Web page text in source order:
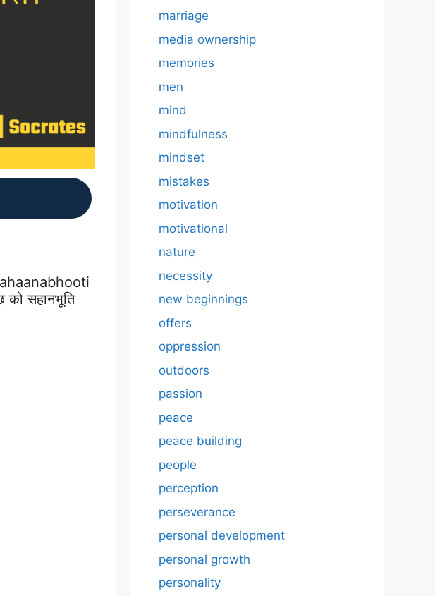
सहानभूति
marriage
media ownership
memories
men
mind
mindfulness
mindset
mistakes
motivation
motivational
nature
necessity
new beginnings
offers
oppression
outdoors
passion
peace
peace building
people
perception
perseverance
personal development
personal growth
personality